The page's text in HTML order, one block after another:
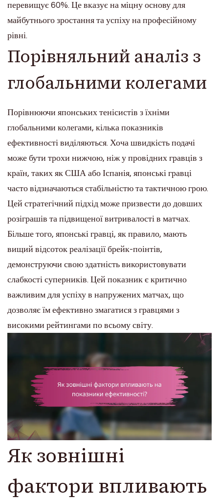
перевищує 60%. Це вказує на міцну основу для
майбутнього зростання та успіху на професійному
рівні.
Порівняльний аналіз з
глобальними колегами
Порівнюючи японських тенісистів з їхніми
глобальними колегами, кілька показників
ефективності виділяються. Хоча швидкість подачі
може бути трохи нижчою, ніж у провідних гравців з
країн, таких як США або Іспанія, японські гравці
часто відзначаються стабільністю та тактичною грою.
Цей стратегічний підхід може призвести до довших
розіграшів та підвищеної витривалості в матчах.
Більше того, японські гравці, як правило, мають
вищий відсоток реалізації брейк-поінтів,
демонструючи свою здатність використовувати
слабкості суперників. Цей показник є критично
важливим для успіху в напружених матчах, що
дозволяє їм ефективно змагатися з гравцями з
високими рейтингами по всьому світу.
Як зовнішні
фактори впливають